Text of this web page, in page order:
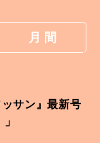
月 間
サン』最新号